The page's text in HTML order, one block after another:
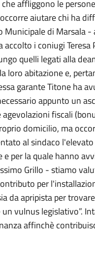
affliggono le
aiutare chi ha
di Marsala -
i coniugi Teresa
quelli legati alla
loro abitazione e,
garante Titone ha
appunto un
fiscali
domicilio, ma
al sindaco
per la quale hanno
Grillo - stiamo
per
da apripista per
vulnus legislativo”.
affinchè